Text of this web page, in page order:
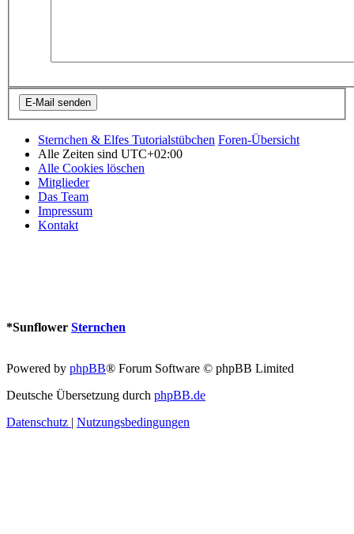
Sternchen & Elfes Tutorialstübchen Foren-Übersicht
Alle Zeiten sind UTC+02:00
Alle Cookies löschen
Mitglieder
Das Team
Impressum
Kontakt
*Sunflower Sternchen
Powered by phpBB® Forum Software © phpBB Limited
Deutsche Übersetzung durch phpBB.de
Datenschutz | Nutzungsbedingungen